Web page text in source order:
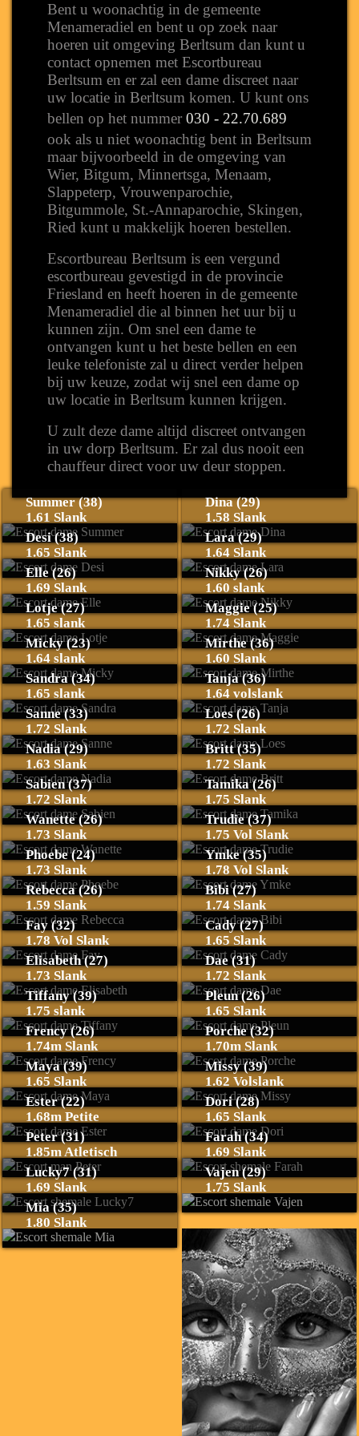
Bent u woonachtig in de gemeente
Menameradiel en bent u op zoek naar
hoeren uit omgeving Berltsum dan kunt u
contact opnemen met Escortbureau
Berltsum en er zal een dame discreet naar
uw locatie in Berltsum komen. U kunt ons
bellen op het nummer 030 - 22.70.689
ook als u niet woonachtig bent in Berltsum
maar bijvoorbeeld in de omgeving van
Wier, Bitgum, Minnertsga, Menaam,
Slappeterp, Vrouwenparochie,
Bitgummole, St.-Annaparochie, Skingen,
Ried kunt u makkelijk hoeren bestellen.
Escortbureau Berltsum is een vergund
escortbureau gevestigd in de provincie
Friesland en heeft hoeren in de gemeente
Menameradiel die al binnen het uur bij u
kunnen zijn. Om snel een dame te
ontvangen kunt u het beste bellen en een
leuke telefoniste zal u direct verder helpen
bij uw keuze, zodat wij snel een dame op
uw locatie in Berltsum kunnen krijgen.
U zult deze dame altijd discreet ontvangen
in uw dorp Berltsum. Er zal dus nooit een
chauffeur direct voor uw deur stoppen.
Summer (38)
1.61 Slank
Dina (29)
1.58 Slank
Desi (38)
1.65 Slank
Lara (29)
1.64 Slank
Elle (26)
1.69 Slank
Nikky (26)
1.60 slank
Lotje (27)
1.65 slank
Maggie (25)
1.74 Slank
Micky (23)
1.64 slank
Mirthe (36)
1.60 Slank
Sandra (34)
1.65 slank
Tanja (36)
1.64 volslank
Sanne (33)
1.72 Slank
Loes (26)
1.72 Slank
Nadia (29)
1.63 Slank
Britt (35)
1.72 Slank
Sabien (37)
1.72 Slank
Tamika (26)
1.75 Slank
Wanette (26)
1.73 Slank
Trudie (37)
1.75 Vol Slank
Phoebe (24)
1.73 Slank
Ymke (35)
1.78 Vol Slank
Rebecca (26)
1.59 Slank
Bibi (27)
1.74 Slank
Fay (32)
1.78 Vol Slank
Cady (27)
1.65 Slank
Elisabeth (27)
1.73 Slank
Dae (31)
1.72 Slank
Tiffany (39)
1.75 slank
Pleun (26)
1.65 Slank
Frency (26)
1.74m Slank
Porche (32)
1.70m Slank
Maya (39)
1.65 Slank
Missy (39)
1.62 Volslank
Ester (22)
1.68m Petite
Dori (28)
1.65 Slank
Peter (31)
1.85m Atletisch
Farah (34)
1.69 Slank
Lucky7 (31)
1.69 Slank
Vajen (29)
1.75 Slank
Mia (35)
1.80 Slank